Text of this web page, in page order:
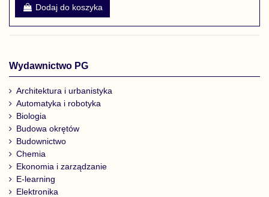
Dodaj do koszyka
Wydawnictwo PG
Architektura i urbanistyka
Automatyka i robotyka
Biologia
Budowa okrętów
Budownictwo
Chemia
Ekonomia i zarządzanie
E-learning
Elektronika